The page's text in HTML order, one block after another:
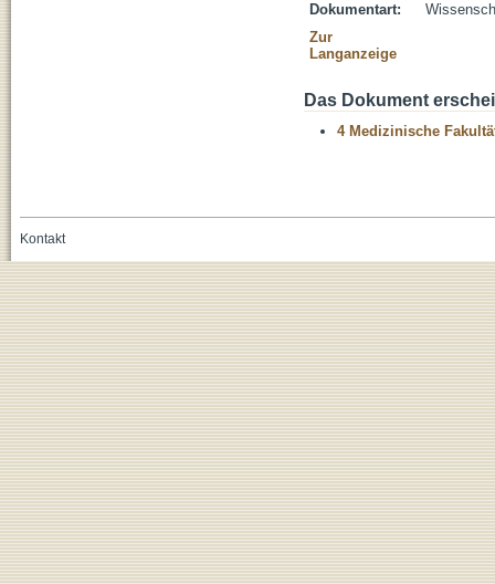
Dokumentart:
Zur
Langanzeige
Das Dokument
4 Medizinische
Kontakt